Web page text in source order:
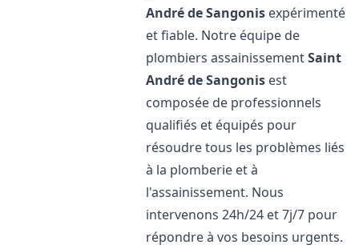
André de Sangonis expérimenté
et fiable. Notre équipe de
plombiers assainissementSaint
André de Sangonis est
composée de professionnels
qualifiés et équipés pour
résoudre tous les problèmes liés
à la plomberie et à
l'assainissement. Nous
intervenons 24h/24 et 7j/7 pour
répondre à vos besoins urgents.